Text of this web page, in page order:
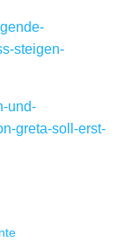
steigen-
und-
greta-soll-erst-